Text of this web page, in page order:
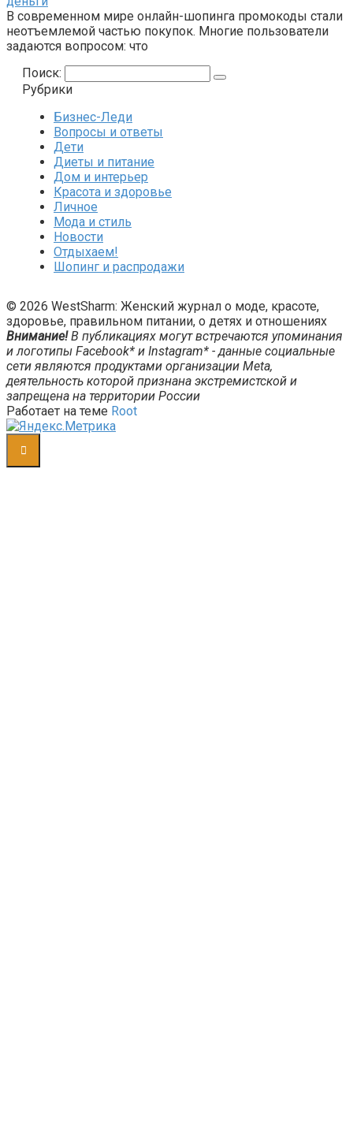
В современном мире онлайн-шопинга промокоды стали
неотъемлемой частью покупок. Многие пользователи
задаются вопросом: что
Поиск:
Рубрики
Бизнес-Леди
Вопросы и ответы
Дети
Диеты и питание
Дом и интерьер
Красота и здоровье
Личное
Мода и стиль
Новости
Отдыхаем!
Шопинг и распродажи
© 2026 WestSharm: Женский журнал о моде, красоте,
здоровье, правильном питании, о детях и отношениях
Внимание!В публикациях могут встречаются упоминания
и логотипы Facebook* и Instagram* - данные социальные
сети являются продуктами организации Meta,
деятельность которой признана экстремистской и
запрещена на территории России
Работает на теме Root